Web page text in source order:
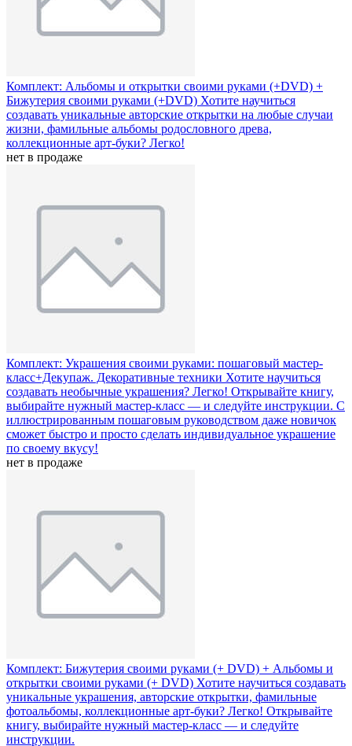
Комплект: Альбомы и открытки своими руками (+DVD) +
Бижутерия своими руками (+DVD) Хотите научиться
создавать уникальные авторские открытки на любые случаи
жизни, фамильные альбомы родословного древа,
коллекционные арт-буки? Легко!
нет в продаже
Комплект: Украшения своими руками: пошаговый мастер-
класс+Декупаж. Декоративные техники Хотите научиться
создавать необычные украшения? Легко! Открывайте книгу,
выбирайте нужный мастер-класс — и следуйте инструкции. С
иллюстрированным пошаговым руководством даже новичок
сможет быстро и просто сделать индивидуальное украшение
по своему вкусу!
нет в продаже
Комплект: Бижутерия своими руками (+ DVD) + Альбомы и
открытки своими руками (+ DVD) Хотите научиться создавать
уникальные украшения, авторские открытки, фамильные
фотоальбомы, коллекционные арт-буки? Легко! Открывайте
книгу, выбирайте нужный мастер-класс — и следуйте
инструкции.